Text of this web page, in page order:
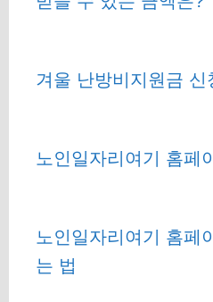
겨울 난방비지원금 신
노인일자리여기 홈페
노인일자리여기 홈페
는 법